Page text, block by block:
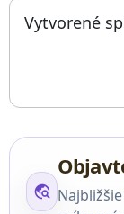
Things to do
Vytvorené
travel_explore